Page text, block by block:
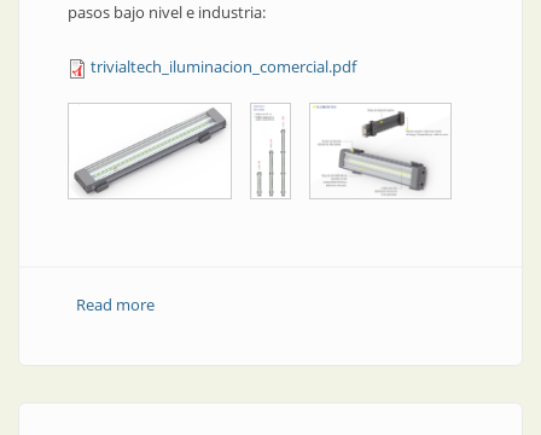
pasos bajo nivel e industria:
trivialtech_iluminacion_comercial.pdf
Read moreabout Iluminación comercial